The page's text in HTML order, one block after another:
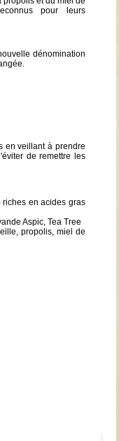
pour leurs
dénomination
en veillant à prendre
de remettre les
en acides gras
Aspic, Tea Tree
propolis, miel de